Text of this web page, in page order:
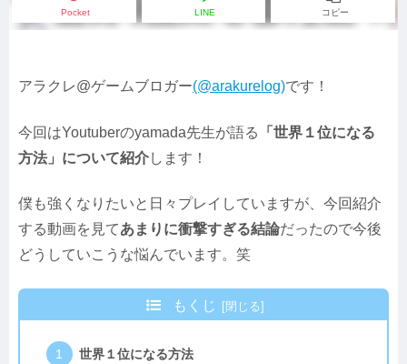
Pocket LINE コピー
アラクレ@ゲームブロガー(@arakurelog)です！
今回はYoutuberのyamada先生が語る
「世界１位になる
方法」について紹介します！
僕も強くなりたいと日々プレイしていますが、今回紹介
する動画を見てあまりに衝撃すぎる結論だったので今後
どうしていこうな悩んでいます。笑
もくじ
世界１位になる方法